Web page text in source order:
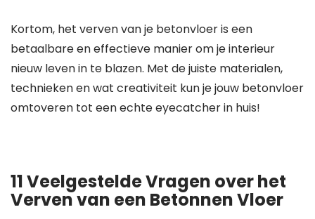
Kortom, het verven van je betonvloer is een
betaalbare en effectieve manier om je interieur
nieuw leven in te blazen. Met de juiste materialen,
technieken en wat creativiteit kun je jouw betonvloer
omtoveren tot een echte eyecatcher in huis!
11 Veelgestelde Vragen over het
Verven van een Betonnen Vloer